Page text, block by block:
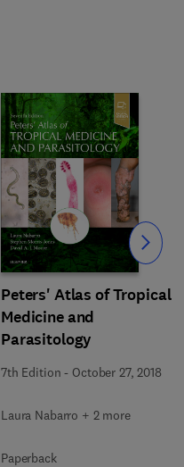
Peters' Atlas of Tropical
Medicine and
Parasitology
7th Edition - October 27, 2018
Laura Nabarro + 2 more
Paperback
Slide